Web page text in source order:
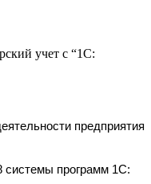
предприятия
системы программ 1С: